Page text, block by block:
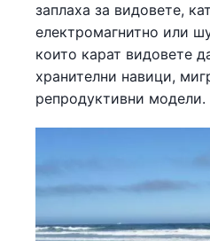
заплаха за видовете,
електромагнитно или
които карат видовете
хранителни навици,
репродуктивни модели.